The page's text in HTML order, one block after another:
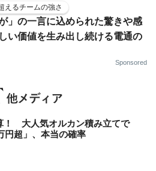
えるチームの強さ
が」の一言に込められた驚きや感
い価値を生み出し続ける電通の
Sponsored
！ 大人気オルカン積み立てで
円超」、本当の確率